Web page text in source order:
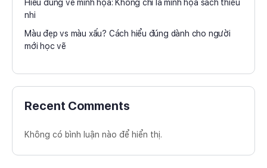
Hiểu đúng về minh họa: Không chỉ là minh họa sách thiếu
nhi
Màu đẹp vs màu xấu? Cách hiểu đúng dành cho người
mới học vẽ
Recent Comments
Không có bình luận nào để hiển thị.